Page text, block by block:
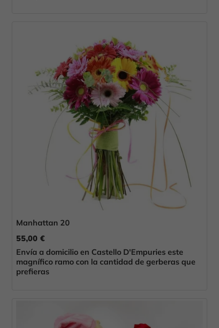
Manhattan 20
55,00 €
Envía a domicilio en Castello D'Empuries este
magnífico ramo con la cantidad de gerberas que
prefieras